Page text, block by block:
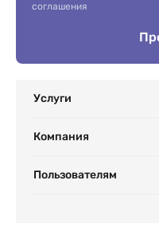
соглашения
Услуги
Компания
Пользователям